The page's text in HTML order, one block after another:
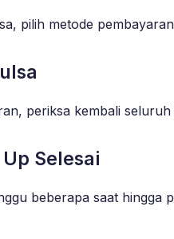
pilih metode
periksa kembali
Selesai
beberapa saat